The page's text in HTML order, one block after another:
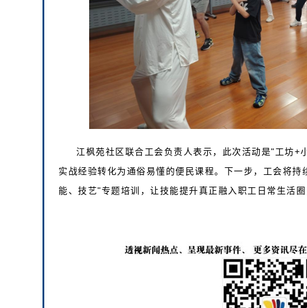
江枫苑社区联合工会负责人表示，此次活动是"工坊+
实战经验转化为通俗易懂的便民课程。下一步，工会将
能、技艺"专题培训，让技能提升真正融入职工日常生活